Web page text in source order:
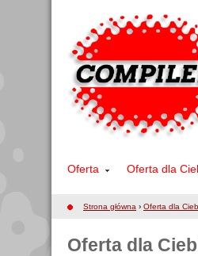
Oferta Oferta dla
Strona główna › Oferta dla
Oferta dla